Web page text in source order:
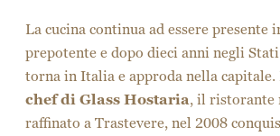
La cucina continua ad essere presente
prepotente e dopo dieci anni negli
torna in Italia e approda nella capitale.
chef di Glass Hostaria, il ristorante
raffinato a Trastevere, nel 2008